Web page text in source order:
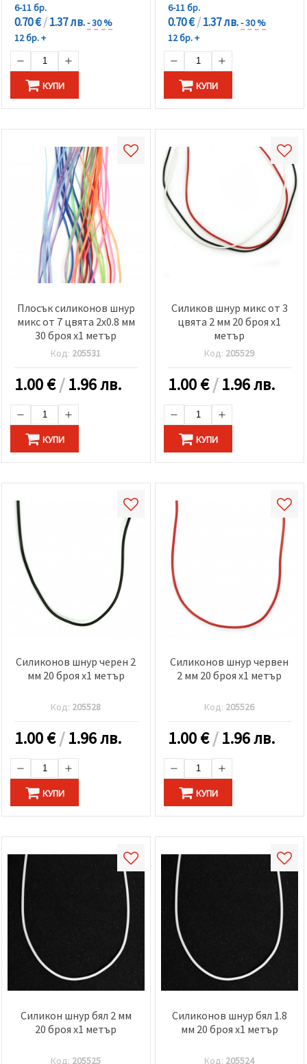
6-11 бр.
0.70 €/1.37 лв.- 30 %
12 бр. +
КУПИ
6-11 бр.
0.70 €/1.37 лв.- 30 %
12 бр. +
КУПИ
Плосък силиконов шнур
микс от 7 цвята 2x0.8 мм
30 броя x1 метър
Код: 205531
1.00€/1.96 лв.
КУПИ
Силиков шнур микс от 3
цвята 2 мм 20 броя x1
метър
Код: 205529
1.00€/1.96 лв.
КУПИ
Силиконов шнур черен 2
мм 20 броя x1 метър
Код: 205528
1.00€/1.96 лв.
КУПИ
Силиконов шнур червен
2 мм 20 броя x1 метър
Код: 205526
1.00€/1.96 лв.
КУПИ
Силикон шнур бял 2 мм
20 броя x1 метър
Код: 205525
Силиконов шнур бял 1.8
мм 20 броя x1 метър
Код: 205524